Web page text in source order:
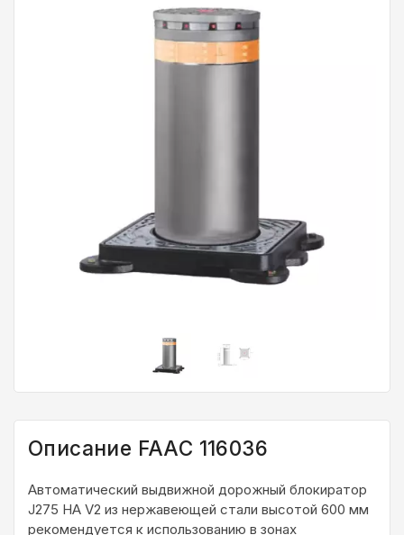
Описание FAAC 116036
Автоматический выдвижной дорожный блокиратор
J275 HA V2 из нержавеющей стали высотой 600 мм
рекомендуется к использованию в зонах